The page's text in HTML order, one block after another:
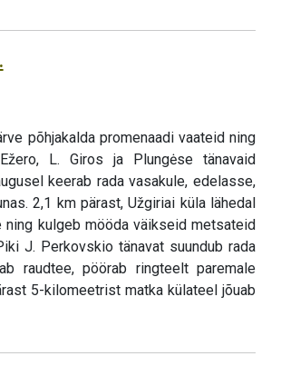
põhjakalda promenaadi vaateid ning
L. Giros ja Plungėse tänavaid
keerab rada vasakule, edelasse,
2,1 km pärast, Užgiriai küla lähedal
ning kulgeb mööda väikseid metsateid
J. Perkovskio tänavat suundub rada
raudtee, pöörab ringteelt paremale
5-kilomeetrist matka külateel jõuab